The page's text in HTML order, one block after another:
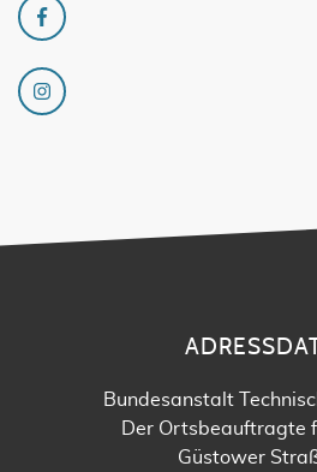
Bundesanstalt
Der Ortsbeauftragte
Güstower